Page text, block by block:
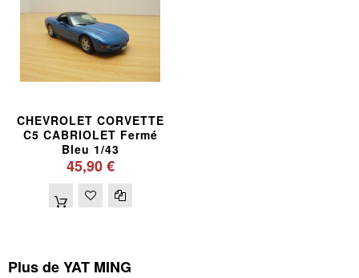
CHEVROLET CORVETTE
C5 CABRIOLET Fermé
Bleu 1/43
45,90 €
Plus de YAT MING